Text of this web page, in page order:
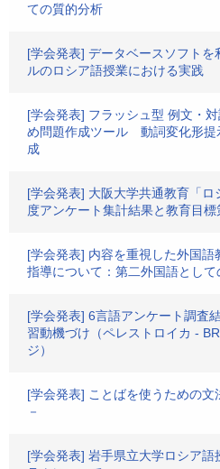
ての質的分析
[学会発表] データベースソフト
ルのロシア語授業における実践
[学会発表] フラッシュ型 例文・
め問題作成ツール 動詞変化形提
成
[学会発表] 大阪大学共通教育「
度アンケート集計結果と教育目
[学会発表] 内容を重視した外国語
指導について：第二外国語とし
[学会発表] 6言語アンケート調査
習動機づけ（ペレストロイカ -
ジ）
[学会発表] ことばを使うための文
－
[学会発表] 岩手県立大学ロシア語